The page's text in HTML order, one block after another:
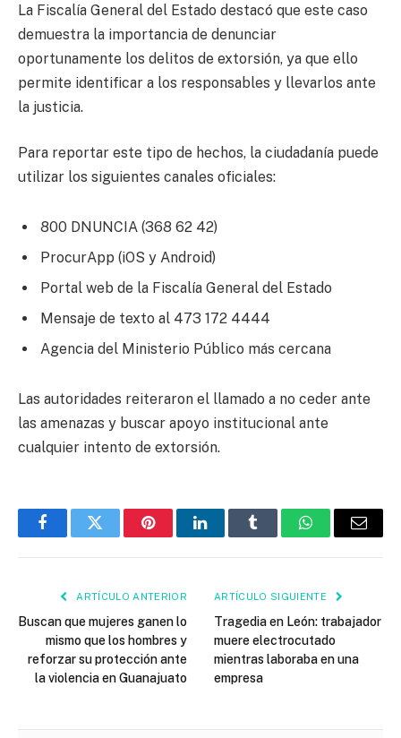
La Fiscalía General del Estado destacó que este caso
demuestra la importancia de denunciar
oportunamente los delitos de extorsión, ya que ello
permite identificar a los responsables y llevarlos ante
la justicia.
Para reportar este tipo de hechos, la ciudadanía puede
utilizar los siguientes canales oficiales:
800 DNUNCIA (368 62 42)
ProcurApp (iOS y Android)
Portal web de la Fiscalía General del Estado
Mensaje de texto al 473 172 4444
Agencia del Ministerio Público más cercana
Las autoridades reiteraron el llamado a no ceder ante
las amenazas y buscar apoyo institucional ante
cualquier intento de extorsión.
FacebookTwitter PinterestLinkedInTumblr WhatsAppEmail
ARTÍCULO ANTERIOR
Buscan que mujeres ganen lo
mismo que los hombres y
reforzar su protección ante
la violencia en Guanajuato
ARTÍCULO SIGUIENTE
Tragedia en León: trabajador
muere electrocutado
mientras laboraba en una
empresa